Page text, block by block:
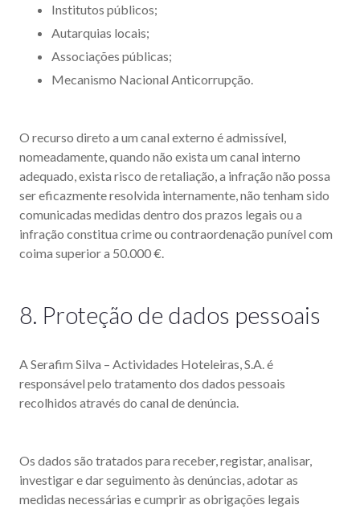
Institutos públicos;
Autarquias locais;
Associações públicas;
Mecanismo Nacional Anticorrupção.
O recurso direto a um canal externo é admissível,
nomeadamente, quando não exista um canal interno
adequado, exista risco de retaliação, a infração não possa
ser eficazmente resolvida internamente, não tenham sido
comunicadas medidas dentro dos prazos legais ou a
infração constitua crime ou contraordenação punível com
coima superior a 50.000 €.
8. Proteção de dados pessoais
A Serafim Silva – Actividades Hoteleiras, S.A. é
responsável pelo tratamento dos dados pessoais
recolhidos através do canal de denúncia.
Os dados são tratados para receber, registar, analisar,
investigar e dar seguimento às denúncias, adotar as
medidas necessárias e cumprir as obrigações legais